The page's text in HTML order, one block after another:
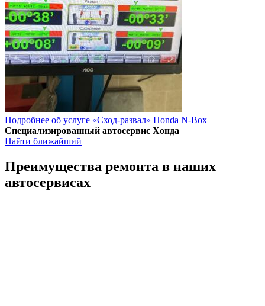
Подробнее об услуге «Сход-развал» Honda N-Box
Специализированный автосервис Хонда
Найти ближайший
Преимущества ремонта в наших
автосервисах